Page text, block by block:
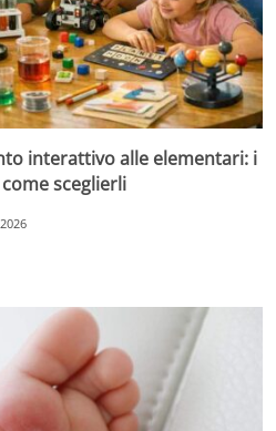
interattivo alle elementari: i
sceglierli